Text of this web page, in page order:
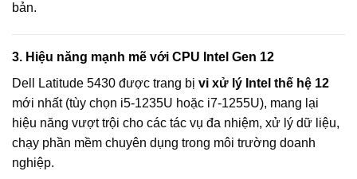
bản.
3. Hiệu năng mạnh mẽ với CPU Intel Gen 12
Dell Latitude 5430 được trang bị vi xử lý Intel thế hệ 12
mới nhất (tùy chọn i5-1235U hoặc i7-1255U), mang lại
hiệu năng vượt trội cho các tác vụ đa nhiệm, xử lý dữ liệu,
chạy phần mềm chuyên dụng trong môi trường doanh
nghiệp.